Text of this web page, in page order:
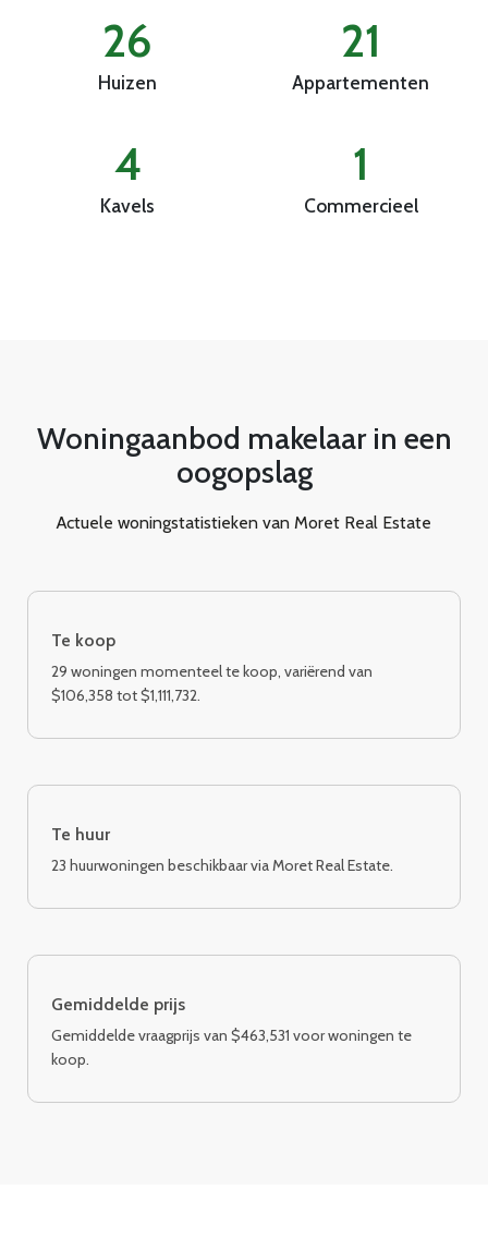
26
Huizen
21
Appartementen
4
Kavels
1
Commercieel
Woningaanbod makelaar in een
oogopslag
Actuele woningstatistieken van Moret Real Estate
Te koop
29 woningen momenteel te koop, variërend van
$106,358 tot $1,111,732.
Te huur
23 huurwoningen beschikbaar via Moret Real Estate.
Gemiddelde prijs
Gemiddelde vraagprijs van $463,531 voor woningen te
koop.